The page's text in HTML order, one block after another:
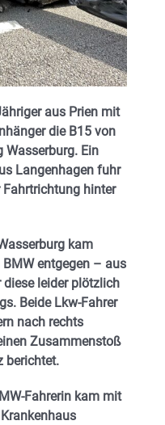
aus Prien mit
die B15 von
Ein
Langenhagen fuhr
hinter
kam
entgegen – aus
leider plötzlich
Beide Lkw-Fahrer
nach rechts
Zusammenstoß
berichtet.
Fahrerin kam mit